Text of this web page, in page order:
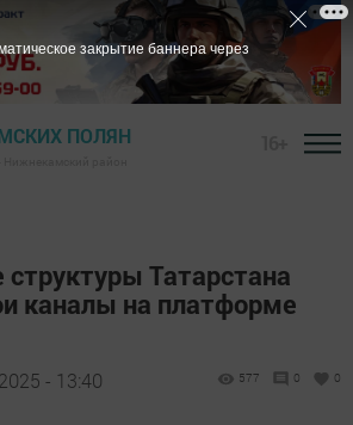
ПОЛЯН
Татарстана
каналы на платформе
- 13:40 577 0 0
закрытие баннера через